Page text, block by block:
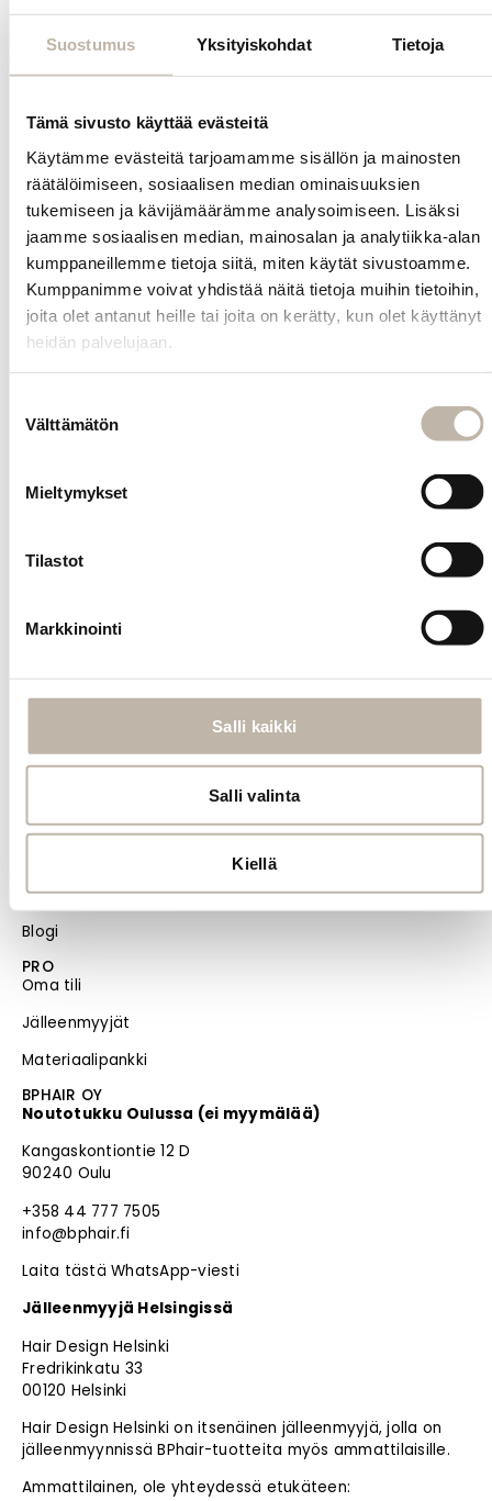
Suostumus Yksityiskohdat Tietoja
Tämä sivusto käyttää evästeitä
Käytämme evästeitä tarjoamamme sisällön ja mainosten
räätälöimiseen, sosiaalisen median ominaisuuksien
tukemiseen ja kävijämäärämme analysoimiseen. Lisäksi
jaamme sosiaalisen median, mainosalan ja analytiikka-alan
kumppaneillemme tietoja siitä, miten käytät sivustoamme.
Kumppanimme voivat yhdistää näitä tietoja muihin tietoihin,
joita olet antanut heille tai joita on kerätty, kun olet käyttänyt
heidän palvelujaan.
valinta
Välttämätön
Mieltymykset
Tilastot
Markkinointi
Salli kaikki
Salli valinta
Kiellä
sähköisyyttä.
Käyttö: Ravista
hyvin ennen
käyttöä.
hiuksiin. Föönaa
tarvittaessa
kuivaksi tai
muotoile
haluamallasi
tavalla.
Tuotetiedot
tuotteesta
Evästeiden hallinta
Usein kysytyt kysymykset
MENU
Uutuudet
Blogi
PRO
Oma tili
Jälleenmyyjät
Materiaalipankki
BPHAIR OY
Noutotukku Oulussa (ei myymälää)
Kangaskontiontie 12 D
90240 Oulu
+358 44 777 7505
info@bphair.fi
Laita tästä WhatsApp-viesti
Jälleenmyyjä Helsingissä
Hair Design Helsinki
Fredrikinkatu 33
00120 Helsinki
Hair Design Helsinki on itsenäinen jälleenmyyjä, jolla on
jälleenmyynnissä BPhair-tuotteita myös ammattilaisille.
Ammattilainen, ole yhteydessä etukäteen: